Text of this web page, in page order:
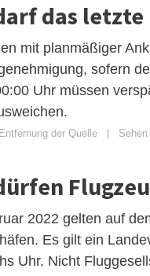
das
mit planmäßiger
sofern
Uhr müssen
der Quelle
2022 gelten auf
Es gilt ein
Uhr. Nicht